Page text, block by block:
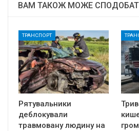
ВАМ ТАКОЖ МОЖЕ
ТРАНСПОРТ
Рятувальники
деблокували
травмовану людину на